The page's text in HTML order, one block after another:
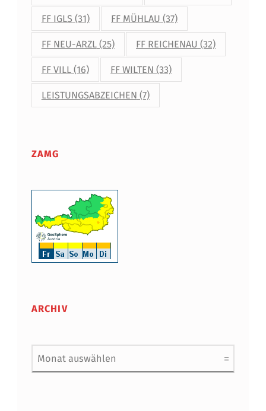
FF IGLS (31) FF MÜHLAU (37)
FF NEU-ARZL(25) FF REICHENAU (32)
FF VILL(16) FF WILTEN (33)
LEISTUNGSABZEICHEN (7)
ZAMG
ARCHIV
Archiv